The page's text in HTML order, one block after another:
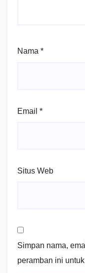
Nama *
Email *
Situs Web
Simpan nama,
peramban ini